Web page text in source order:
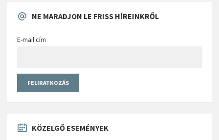
NE MARADJON LE FRISS HÍREINKRŐL
E-mail cím
KÖZELGŐ ESEMÉNYEK